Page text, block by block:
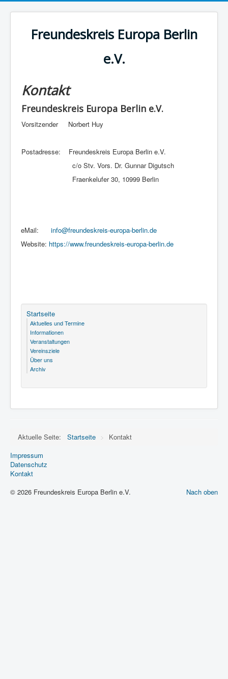
Freundeskreis Europa Berlin
e.V.
Kontakt
Freundeskreis Europa Berlin e.V.
Vorsitzender Norbert Huy
Postadresse: Freundeskreis Europa Berlin e.V.
c/o Stv. Vors. Dr. Gunnar Digutsch
Fraenkelufer 30, 10999 Berlin
eMail: info@freundeskreis-europa-berlin.de
Website: https://www.freundeskreis-europa-berlin.de
Startseite
Aktuelles und Termine
Informationen
Veranstaltungen
Vereinsziele
Über uns
Archiv
Aktuelle Seite: Startseite >
Kontakt
Impressum
Datenschutz
Kontakt
Nach oben
© 2026 Freundeskreis Europa Berlin e.V.